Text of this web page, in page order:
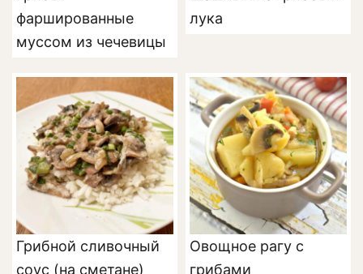
фаршированные
муссом из чечевицы
лука
Грибной сливочный
соус (на сметане)
Овощное рагу с
грибами